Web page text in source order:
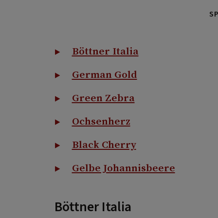
Böttner Italia
German Gold
Green Zebra
Ochsenherz
Black Cherry
Gelbe Johannisbeere
Böttner Italia